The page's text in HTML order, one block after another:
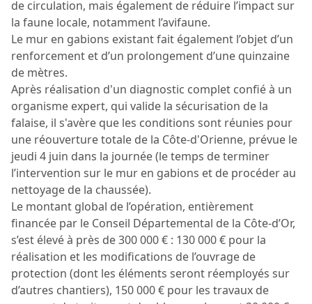
de circulation, mais également de réduire l’impact sur
la faune locale, notamment l’avifaune.
Le mur en gabions existant fait également l’objet d’un
renforcement et d’un prolongement d’une quinzaine
de mètres.
Après réalisation d'un diagnostic complet confié à un
organisme expert, qui valide la sécurisation de la
falaise, il s'avère que les conditions sont réunies pour
une réouverture totale de la Côte-d'Orienne, prévue le
jeudi 4 juin dans la journée (le temps de terminer
l’intervention sur le mur en gabions et de procéder au
nettoyage de la chaussée).
Le montant global de l’opération, entièrement
financée par le Conseil Départemental de la Côte-d’Or,
s’est élevé à près de 300 000 € : 130 000 € pour la
réalisation et les modifications de l’ouvrage de
protection (dont les éléments seront réemployés sur
d’autres chantiers), 150 000 € pour les travaux de